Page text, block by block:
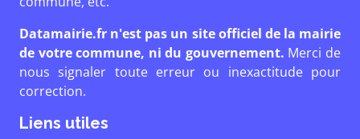
Datamairie.fr n'est pas un site officiel de la mairie
de votre commune, ni du gouvernement. Merci de
nous signaler toute erreur ou inexactitude pour
correction.
Liens utiles